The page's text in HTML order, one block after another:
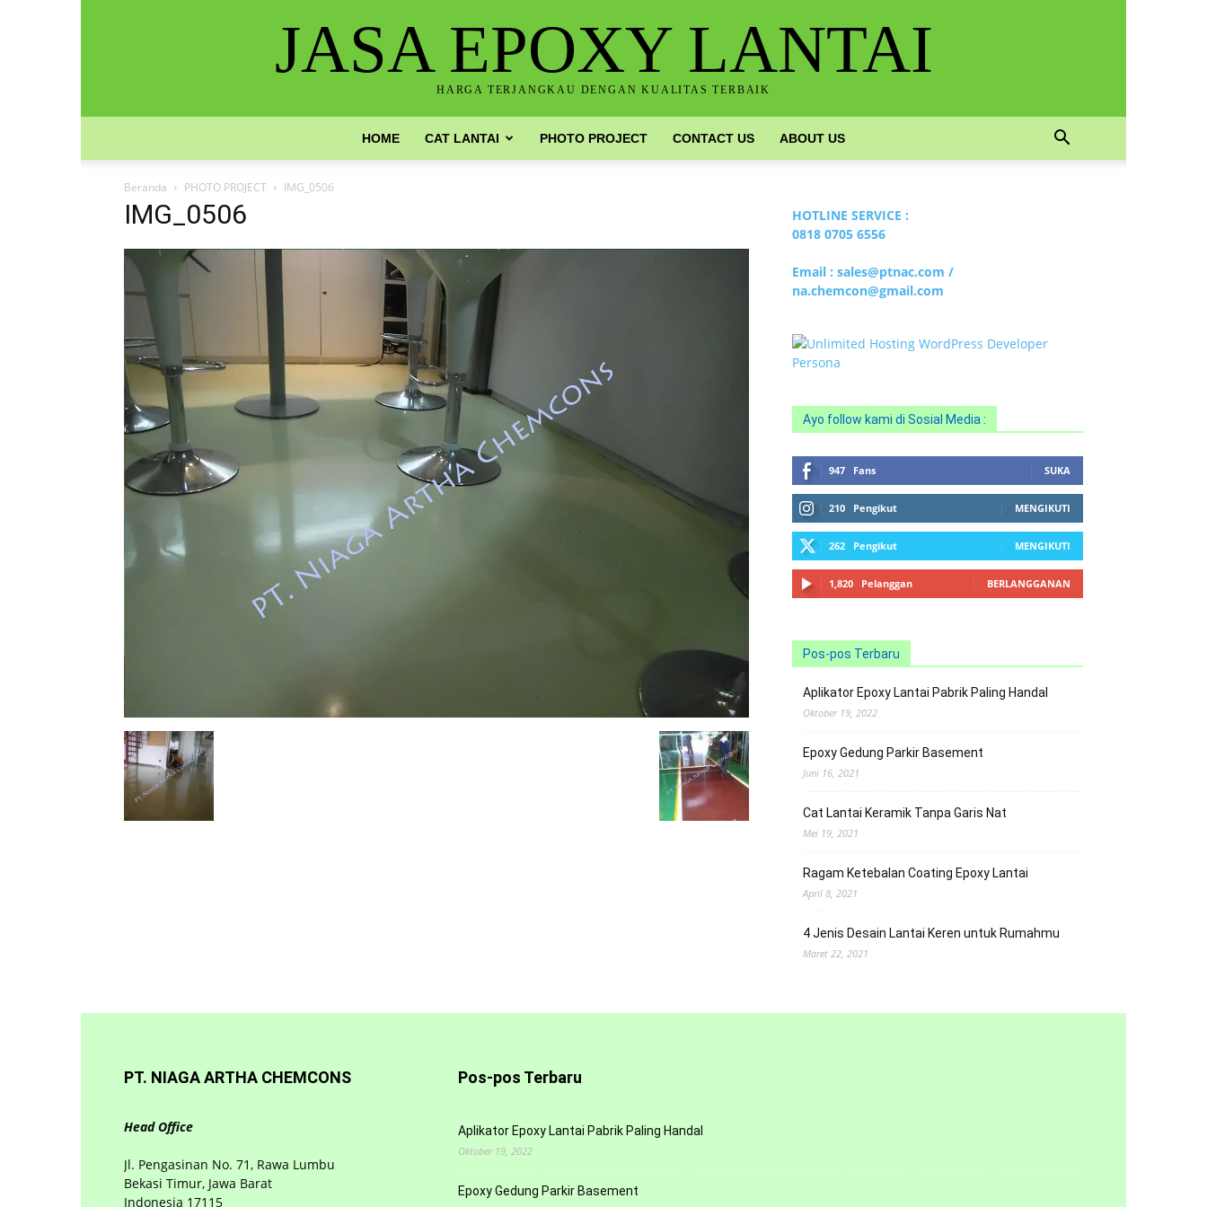
JASA EPOXY LANTAI
HARGA TERJANGKAU DENGAN KUALITAS TERBAIK
HOME CAT LANTAI PHOTO PROJECT CONTACT US ABOUT US
Beranda PHOTO PROJECT IMG_0506
IMG_0506
HOTLINE SERVICE :
0818 0705 6556
Email : sales@ptnac.com /
na.chemcon@gmail.com
Ayo follow kami di Sosial Media :
947 Fans SUKA
210 Pengikut MENGIKUTI
262 Pengikut MENGIKUTI
1,820 Pelanggan BERLANGGANAN
Pos-pos Terbaru
Aplikator Epoxy Lantai Pabrik Paling Handal
Oktober 19, 2022
Epoxy Gedung Parkir Basement
Juni 16, 2021
Cat Lantai Keramik Tanpa Garis Nat
Mei 19, 2021
Ragam Ketebalan Coating Epoxy Lantai
April 8, 2021
4 Jenis Desain Lantai Keren untuk Rumahmu
Maret 22, 2021
PT. NIAGA ARTHA CHEMCONS
Head Office
Jl. Pengasinan No. 71, Rawa Lumbu
Bekasi Timur, Jawa Barat
Indonesia 17115
Pos-pos Terbaru
Aplikator Epoxy Lantai Pabrik Paling Handal
Oktober 19, 2022
Epoxy Gedung Parkir Basement